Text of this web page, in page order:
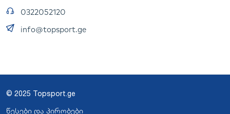
0322052120
info@topsport.ge
© 2025 Topsport.ge
წესები და პირობები